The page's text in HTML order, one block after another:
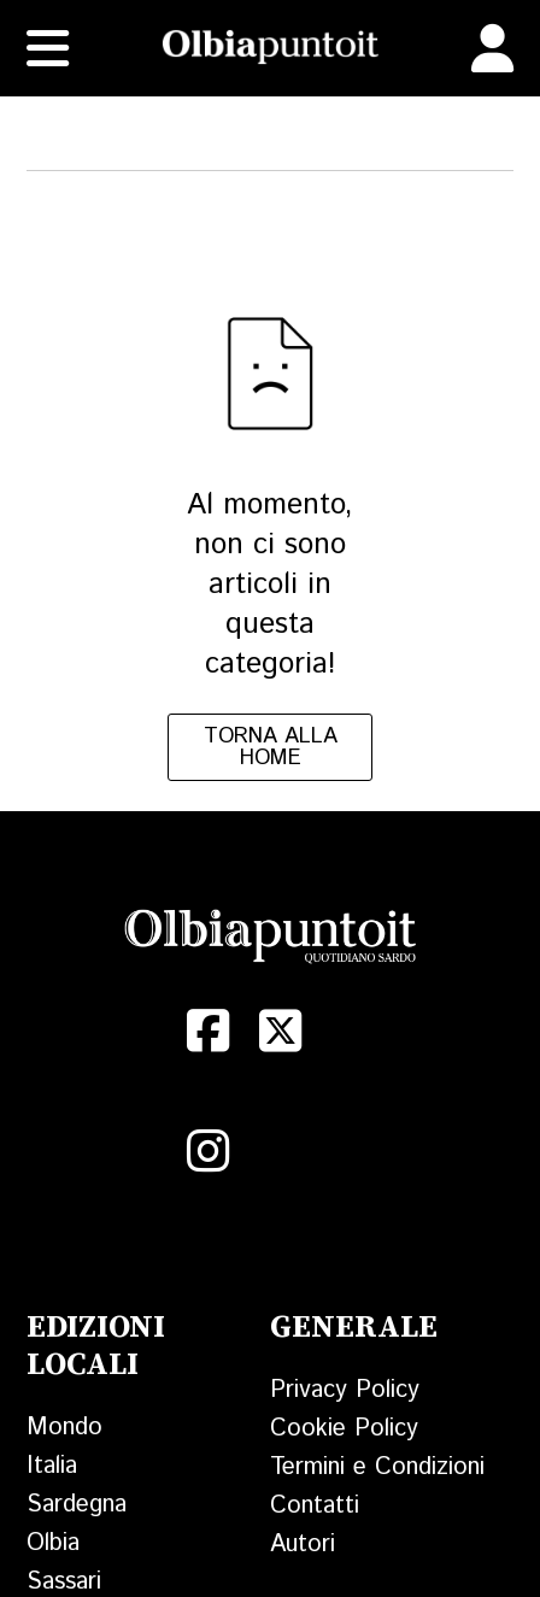
Al momento,
non ci sono
articoli in
questa
categoria!
TORNA ALLA
HOME
EDIZIONI
LOCALI
Mondo
Italia
Sardegna
Olbia
Sassari
GENERALE
Privacy Policy
Cookie Policy
Termini e Condizioni
Contatti
Autori